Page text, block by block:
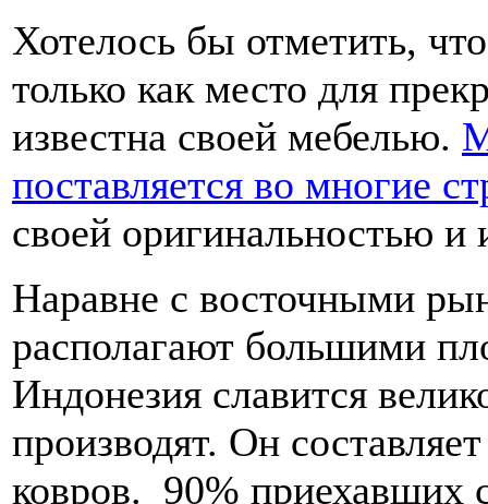
Хотелось бы отметить,
только как место для
известна своей мебелью.
поставляется во многие
своей оригинальностью и
Наравне с восточными
располагают большими
Индонезия славится
производят. Он
ковров. 90% приехавших